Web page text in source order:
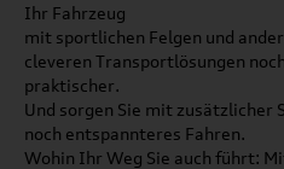
Ihr Fahrzeug
mit sportlichen Felgen und
cleveren Transportlösungen
praktischer.
Und sorgen Sie mit
noch entspannteres Fahren.
Wohin Ihr Weg Sie auch führt: